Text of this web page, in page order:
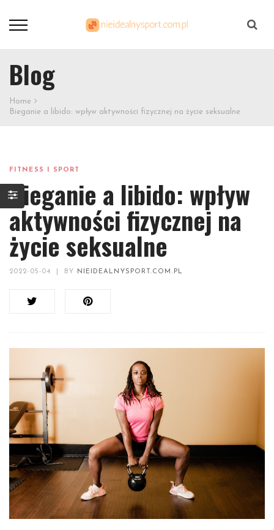
Blog
Home
Bieganie a libido: wpływ aktywności fizycznej na życie seksualne
FITNESS I SPORT
Bieganie a libido: wpływ
aktywności fizycznej na
życie seksualne
2022-05-04 BY NIEIDEALNYSPORT.COM.PL